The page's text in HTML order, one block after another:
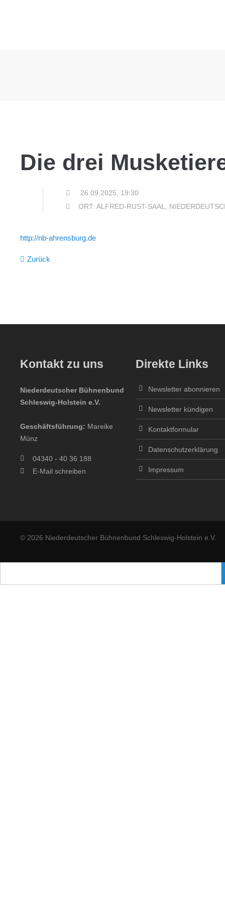
Die drei
26.09.2025, 19:30
ORT: ALFRED-RUST-SAAL,
http://nb-ahrensburg.de
Zurück
Kontakt zu uns
Niederdeutscher Bühnenbund
Schleswig-Holstein e.V.
Geschäftsführung: Mareike
Münz
04340 - 40 36 188
E-Mail schreiben
Direkte Links
Newsletter abonnieren
Newsletter kündigen
Kontaktformular
Datenschutzerklärung
Impressum
© 2026 Niederdeutscher Bühnenbund Schleswig-Holstein e.V.